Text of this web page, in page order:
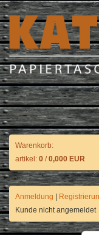
Warenkorb:
artikel: 0 /0,000 EUR
Anmeldung |
Kunde nicht angemeldet